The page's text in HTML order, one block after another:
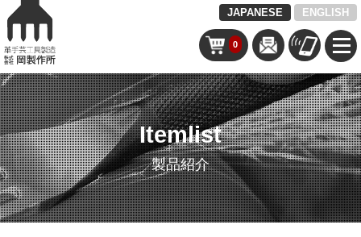
JAPANESE ENGLISH
0
Itemlist
製品紹介